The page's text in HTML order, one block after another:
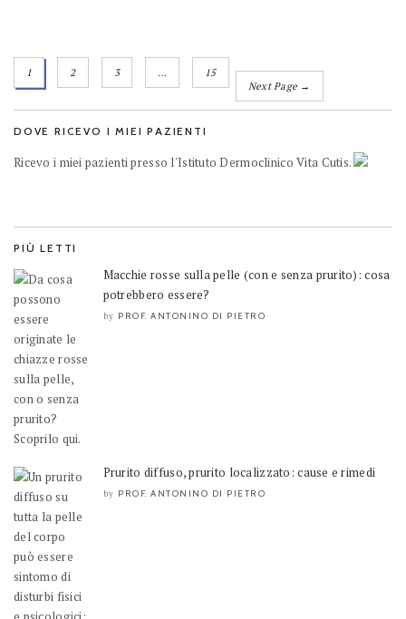
1 2 3 …
15
Next Page →
DOVE RICEVO I MIEI PAZIENTI
Ricevo i miei pazienti presso l'Istituto Dermoclinico Vita Cutis.
PIÙ LETTI
Macchie rosse sulla pelle (con e senza prurito): cosa
potrebbero essere?
by PROF. ANTONINO DI PIETRO
Prurito diffuso, prurito localizzato: cause e rimedi
by PROF. ANTONINO DI PIETRO